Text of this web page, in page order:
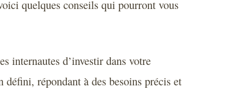
quelques conseils qui pourront vous
internautes d’investir dans votre
répondant à des besoins précis et